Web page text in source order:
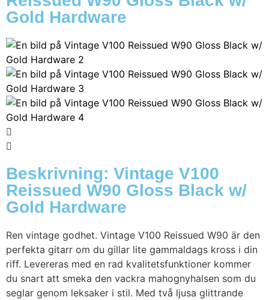
Gold Hardware
Beskrivning: Vintage V100
Reissued W90 Gloss Black w/
Gold Hardware
Ren vintage godhet. Vintage V100 Reissued W90 är den
perfekta gitarr om du gillar lite gammaldags kross i din
riff. Levereras med en rad kvalitetsfunktioner kommer
du snart att smeka den vackra mahognyhalsen som du
seglar genom leksaker i stil. Med två ljusa glittrande